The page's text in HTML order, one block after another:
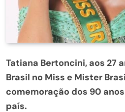
Tatiana Bertoncini, aos 27
Brasil no Miss e Mister
comemoração dos 90
país.